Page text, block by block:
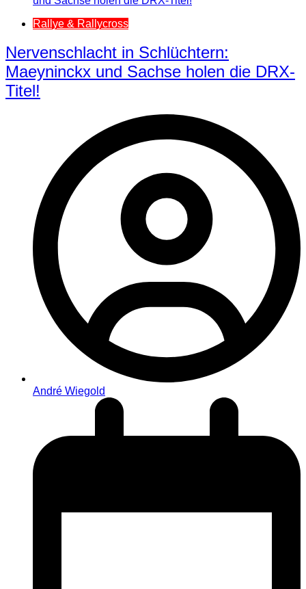
Rallye & Rallycross
Nervenschlacht in Schlüchtern:
Maeyninckx und Sachse holen die DRX-
Titel!
André Wiegold